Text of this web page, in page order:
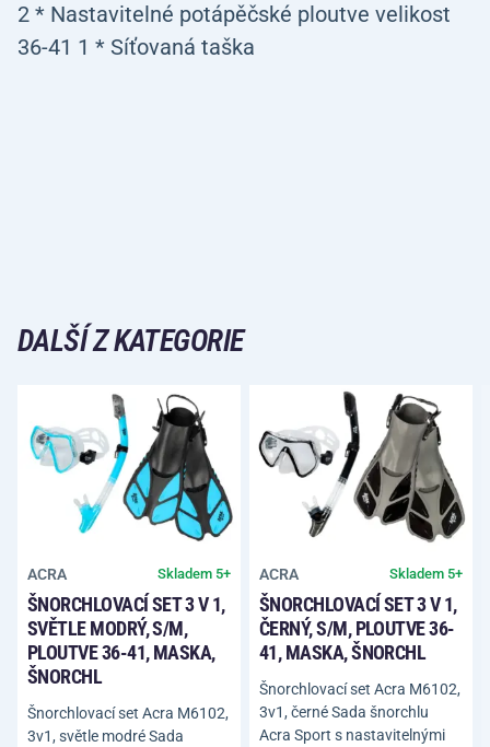
2 * Nastavitelné potápěčské ploutve velikost
36-41 1 * Síťovaná taška
DALŠÍ Z KATEGORIE
ACRA Skladem 5+
ŠNORCHLOVACÍ SET 3 V 1,
SVĚTLE MODRÝ, S/M,
PLOUTVE 36-41, MASKA,
ŠNORCHL
Šnorchlovací set Acra M6102,
3v1, světle modré Sada
ACRA Skladem 5+
ŠNORCHLOVACÍ SET 3 V 1,
ČERNÝ, S/M, PLOUTVE 36-
41, MASKA, ŠNORCHL
Šnorchlovací set Acra M6102,
3v1, černé Sada šnorchlu
Acra Sport s nastavitelnými